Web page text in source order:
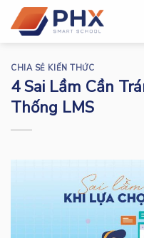
Skip
content
CHIA SẺ KIẾN THỨC
4 Sai Lầm Cần
Thống LMS